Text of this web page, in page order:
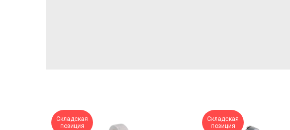
Складская
позиция
Складская
позиция